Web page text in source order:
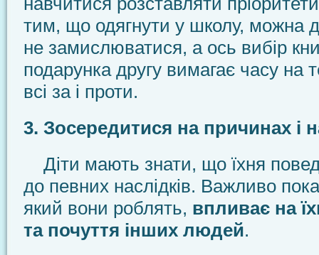
тим, що одягнути у школу, можна
не замислюватися, а ось вибір
подарунка другу вимагає часу на
всі за і проти.
3. Зосередитися на причинах і
Діти мають знати, що їхня
до певних наслідків. Важливо
який вони роблять, впливає на
та почуття інших людей.